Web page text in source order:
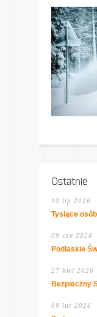
Ostatnie
10 lip 2026
Tysiące
09 cze 2026
Podlaskie
27 kwi 2026
Bezpieczny
09 lut 2026